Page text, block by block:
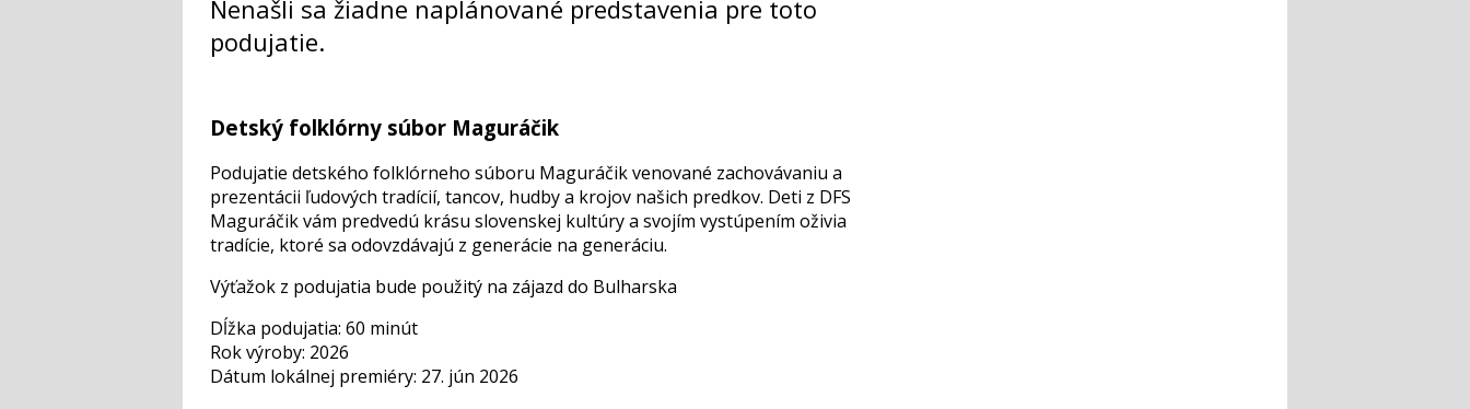
Nenašli sa žiadne naplánované predstavenia pre toto
podujatie.
Detský folklórny súbor Maguráčik
Podujatie detského folklórneho súboru Maguráčik venované zachovávaniu a
prezentácii ľudových tradícií, tancov, hudby a krojov našich predkov. Deti z DFS
Maguráčik vám predvedú krásu slovenskej kultúry a svojím vystúpením oživia
tradície, ktoré sa odovzdávajú z generácie na generáciu.
Výťažok z podujatia bude použitý na zájazd do Bulharska
Dĺžka podujatia: 60 minút
Rok výroby: 2026
Dátum lokálnej premiéry: 27. jún 2026